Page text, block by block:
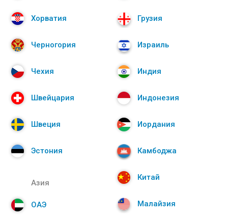
Хорватия
Черногория
Чехия
Швейцария
Швеция
Эстония
Грузия
Израиль
Индия
Индонезия
Иордания
Камбоджа
Китай
Малайзия
Азия
ОАЭ